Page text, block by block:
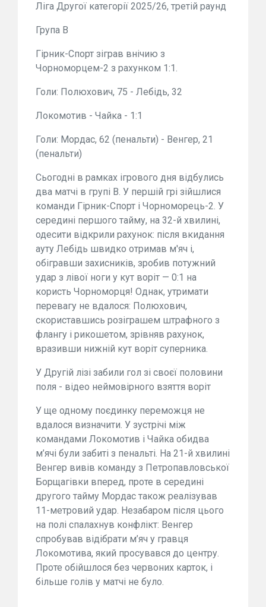
Ліга Другої категорії 2025/26, третій раунд
Група B
Гірник-Спорт зіграв внічию з
Чорноморцем-2 з рахунком 1:1.
Голи: Полюхович, 75 - Лебідь, 32
Локомотив - Чайка - 1:1
Голи: Мордас, 62 (пенальти) - Венгер, 21
(пенальти)
Сьогодні в рамках ігрового дня відбулись
два матчі в групі B. У першій грі зійшлися
команди Гірник-Спорт і Чорноморець-2. У
середині першого тайму, на 32-й хвилині,
одесити відкрили рахунок: після вкидання
ауту Лебідь швидко отримав м'яч і,
обігравши захисників, зробив потужний
удар з лівої ноги у кут воріт — 0:1 на
користь Чорноморця! Однак, утримати
перевагу не вдалося: Полюхович,
скориставшись розіграшем штрафного з
флангу і рикошетом, зрівняв рахунок,
вразивши нижній кут воріт суперника.
У Другій лізі забили гол зі своєї половини
поля - відео неймовірного взяття воріт
У ще одному поєдинку переможця не
вдалося визначити. У зустрічі між
командами Локомотив і Чайка обидва
м’ячі були забиті з пенальті. На 21-й хвилині
Венгер вивів команду з Петропавловської
Борщагівки вперед, проте в середині
другого тайму Мордас також реалізував
11-метровий удар. Незабаром після цього
на полі спалахнув конфлікт: Венгер
спробував відібрати м’яч у гравця
Локомотива, який просувався до центру.
Проте обійшлося без червоних карток, і
більше голів у матчі не було.